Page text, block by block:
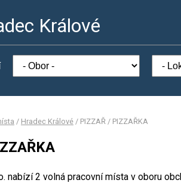
Králové
/ Hradec Králové / PIZZAŘ / PIZZAŘKA
nabízí 2 volná pracovní místa v oboru